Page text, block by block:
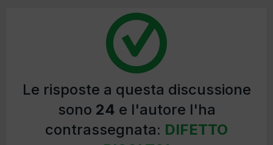
Le risposte a questa discussione
sono 24 e l'autore l'ha
contrassegnata: DIFETTO